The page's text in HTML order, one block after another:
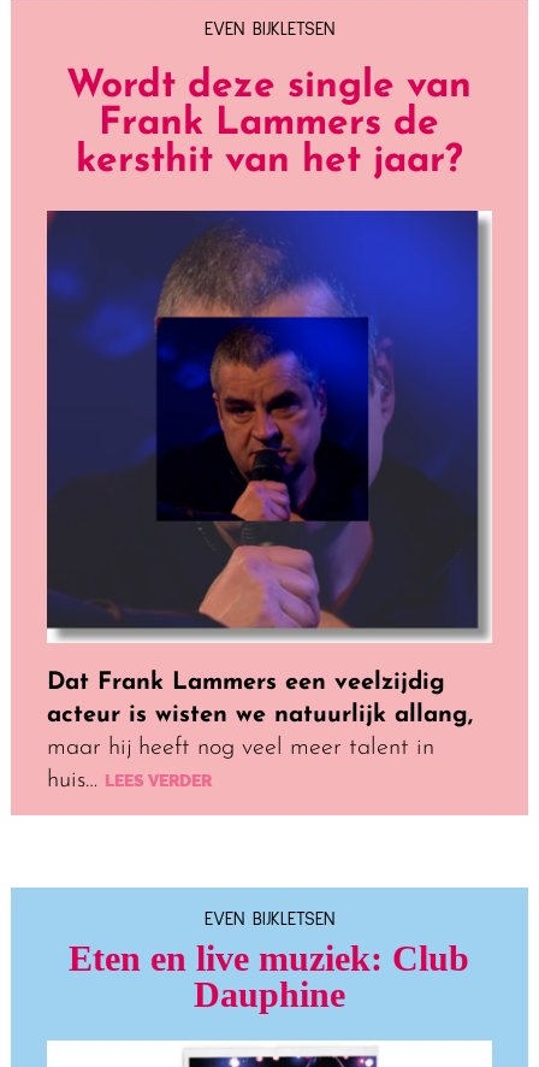
EVEN BIJKLETSEN
Wordt deze single van
Frank Lammers de
kersthit van het jaar?
Dat Frank Lammers een veelzijdig
acteur is wisten we natuurlijk allang,
maar hij heeft nog veel meer talent in
huis… LEES VERDER
EVEN BIJKLETSEN
Eten en live muziek: Club
Dauphine